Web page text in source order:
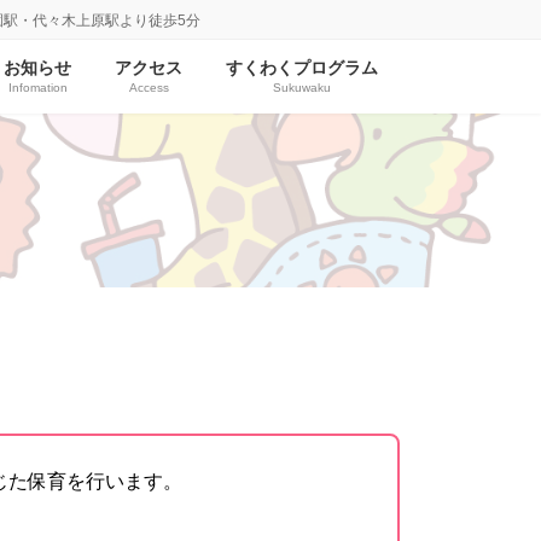
・代々木上原駅より徒歩5分
お知らせ
Infomation
アクセス
Access
すくわくプログラム
Sukuwaku
保育を行います。